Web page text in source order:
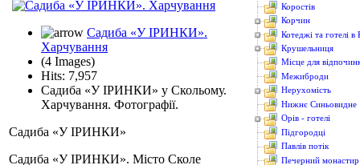
Садиба «У ІРИНКИ».
Харчування
(4 Images)
Hits: 7,957
Садиба «У ІРИНКИ» у Скольому.
Харчування. Фотографії.
Садиба «У ІРИНКИ»
Садиба «У ІРИНКИ». Місто Сколе
Коростів
Корчин
Котеджі та готелі в
Крушельниця
Місце для
Межиброди
Нерухомість
Нижнє Синьовидне
Орів - готелі
Підгородці
Павлів потік
Печерний монастир